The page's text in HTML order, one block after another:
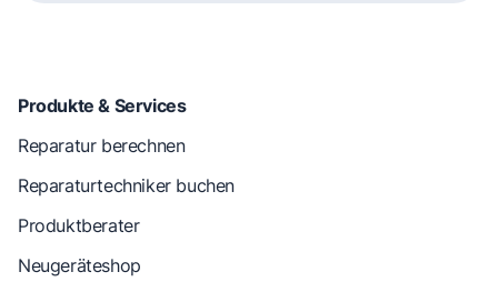
Produkte & Services
Reparatur berechnen
Reparaturtechniker buchen
Produktberater
Neugeräteshop